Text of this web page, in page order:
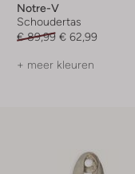
Notre-V
Schoudertas
€ 89,99 € 62,99
+ meer kleuren